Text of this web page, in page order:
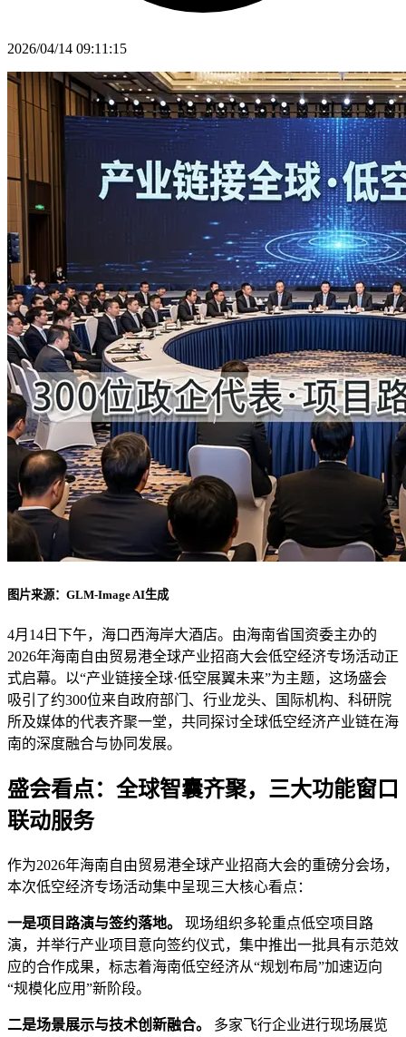
2026/04/14 09:11:15
图片来源：GLM-Image AI生成
4月14日下午，海口西海岸大酒店。由海南省国资委主办的
2026年海南自由贸易港全球产业招商大会低空经济专场活动正
式启幕。以“产业链接全球·低空展翼未来”为主题，这场盛会
吸引了约300位来自政府部门、行业龙头、国际机构、科研院
所及媒体的代表齐聚一堂，共同探讨全球低空经济产业链在海
南的深度融合与协同发展。
盛会看点：全球智囊齐聚，三大功能窗口
联动服务
作为2026年海南自由贸易港全球产业招商大会的重磅分会场，
本次低空经济专场活动集中呈现三大核心看点：
一是项目路演与签约落地。
现场组织多轮重点低空项目路
演，并举行产业项目意向签约仪式，集中推出一批具有示范效
应的合作成果，标志着海南低空经济从“规划布局”加速迈向
“规模化应用”新阶段。
二是场景展示与技术创新融合。
多家飞行企业进行现场展览